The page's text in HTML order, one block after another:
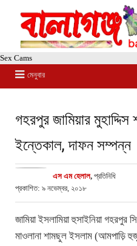
Sex Cams
মেনুবার
গহরপুর জামিয়ার
ইন্তেকাল, দাফন সম্পন্ন
এস এম হেলাল, প্রতিনিধি
প্রকাশিত: ৯ নভেম্বর, ২০১৮
জামিয়া ইসলামিয়া হুসাইনিয়া গহরপুর
মাওলানা শামছুল ইসলাম (আমপাড়ি